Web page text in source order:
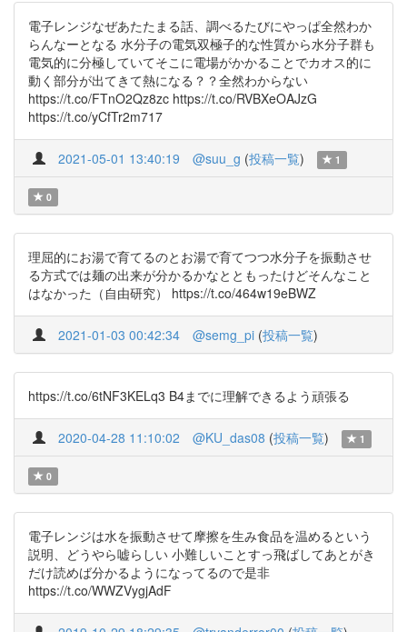
電子レンジなぜあたたまる話、調べるたびにやっぱ全然わか
らんなーとなる 水分子の電気双極子的な性質から水分子群も
電気的に分極していてそこに電場がかかることでカオス的に
動く部分が出てきて熱になる？？全然わからない
https://t.co/FTnO2Qz8zc https://t.co/RVBXeOAJzG
https://t.co/yCfTr2m717
2021-05-01 13:40:19 @suu_g (投稿一覧) 1
0
理屈的にお湯で育てるのとお湯で育てつつ水分子を振動させ
る方式では麺の出来が分かるかなとともったけどそんなこと
はなかった（自由研究） https://t.co/464w19eBWZ
2021-01-03 00:42:34 @semg_pi (投稿一覧)
https://t.co/6tNF3KELq3 B4までに理解できるよう頑張る
2020-04-28 11:10:02 @KU_das08 (投稿一覧) 1
0
電子レンジは水を振動させて摩擦を生み食品を温めるという
説明、どうやら嘘らしい 小難しいことすっ飛ばしてあとがき
だけ読めば分かるようになってるので是非
https://t.co/WWZVygjAdF